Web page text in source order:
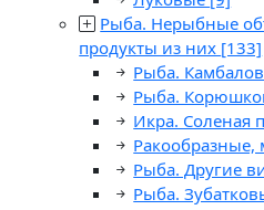
Рыба. Нерыбные
продукты из них [133]
Рыба.
Рыба.
Икра. Соленая
Ракообразные,
Рыба. Другие
Рыба.